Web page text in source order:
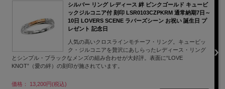
シルバー リング レディース 絆 ピンクゴールド キュービ
ックジルコニア付 刻印 LSR0103CZPKRM 通常納期7日～
10日 LOVERS SCENE ラバーズシーン お祝い 誕生日 プ
レゼント 記念日
人気の高いクロスラインモチーフ・リング。キュービッ
ク・ジルコニアを贅沢にあしらったレディース・リング
とシンプル・ブラックなメンズの組み合わせが大好評。表面に“LOVE
KNOT”（愛の絆）の刻印が施されています。
価格： 13,200円(税込)